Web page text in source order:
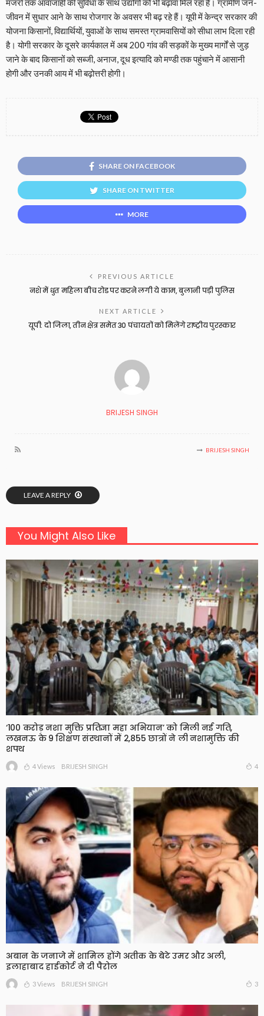
मजरों तक आवाजाही की सुविधा के साथ उद्योगों को भी बढ़ावा मिल रहा है। ग्रामीण जन-
जीवन में सुधार आने के साथ रोजगार के अवसर भी बढ़ रहे हैं। यूपी में केन्द्र सरकार की
योजना किसानों, विद्यार्थियों, युवाओं के साथ समस्त ग्रामवासियों को सीधा लाभ दिला रही
है। योगी सरकार के दूसरे कार्यकाल में अब 200 गांव की सड़कों के मुख्य मार्गों से जुड़
जाने के बाद किसानों को सब्जी, अनाज, दूध इत्यादि को मण्डी तक पहुंचाने में आसानी
होगी और उनकी आय में भी बढ़ोत्तरी होगी।
SHARE ON FACEBOOK
SHARE ON TWITTER
MORE
PREVIOUS ARTICLE
नशे में धुत महिला बीच रोड पर करने लगी ये काम, बुलानी पड़ी पुलिस
NEXT ARTICLE
यूपी: दो जिला, तीन क्षेत्र समेत 30 पंचायतों को मिलेंगे राष्ट्रीय पुरस्कार
BRIJESH SINGH
BRIJESH SINGH
LEAVE A REPLY
You Might Also Like
‘100 करोड़ नशा मुक्ति प्रतिज्ञा महा अभियान’ को मिली नई गति,
लखनऊ के 9 शिक्षण संस्थानों में 2,855 छात्रों ने ली नशामुक्ति की
शपथ
4 Views BRIJESH SINGH 4
अबान के जनाजे में शामिल होंगे अतीक के बेटे उमर और अली,
इलाहाबाद हाईकोर्ट ने दी पैरोल
3 Views BRIJESH SINGH 3